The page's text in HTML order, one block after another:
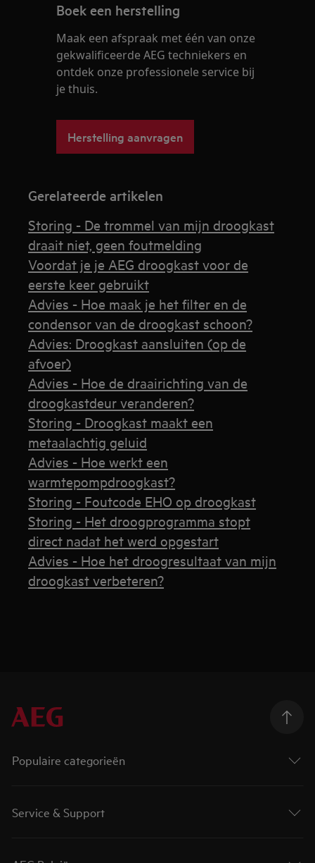
Boek een herstelling
Maak een afspraak met één van onze
gekwalificeerde AEG techniekers en
ontdek onze professionele service bij
je thuis.
Herstelling aanvragen
Gerelateerde artikelen
Storing - De trommel van mijn droogkast
draait niet, geen foutmelding
Voordat je je AEG droogkast voor de
eerste keer gebruikt
Advies - Hoe maak je het filter en de
condensor van de droogkast schoon?
Advies: Droogkast aansluiten (op de
afvoer)
Advies - Hoe de draairichting van de
droogkastdeur veranderen?
Storing - Droogkast maakt een
metaalachtig geluid
Advies - Hoe werkt een
warmtepompdroogkast?
Storing - Foutcode EHO op droogkast
Storing - Het droogprogramma stopt
direct nadat het werd opgestart
Advies - Hoe het droogresultaat van mijn
droogkast verbeteren?
Populaire categorieën
Service & Support